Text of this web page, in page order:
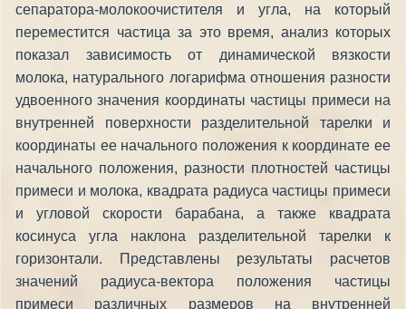
сепаратора-молокоочистителя и угла, на который
переместится частица за это время, анализ которых
показал зависимость от динамической вязкости
молока, натурального логарифма отношения разности
удвоенного значения координаты частицы примеси на
внутренней поверхности разделительной тарелки и
координаты ее начального положения к координате ее
начального положения, разности плотностей частицы
примеси и молока, квадрата радиуса частицы примеси
и угловой скорости барабана, а также квадрата
косинуса угла наклона разделительной тарелки к
горизонтали. Представлены результаты расчетов
значений радиуса-вектора положения частицы
примеси различных размеров на внутренней